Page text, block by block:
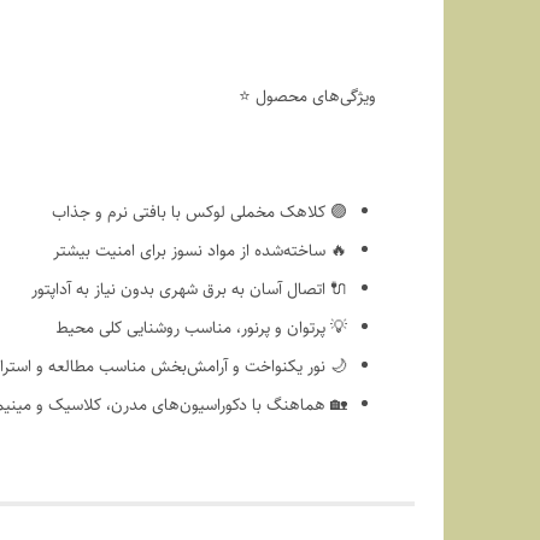
ویژگی‌های محصول ⭐
🟣 کلاهک مخملی لوکس با بافتی نرم و جذاب
🔥 ساخته‌شده از مواد نسوز برای امنیت بیشتر
🔌 اتصال آسان به برق شهری بدون نیاز به آداپتور
💡 پرتوان و پرنور، مناسب روشنایی کلی محیط
🌙 نور یکنواخت و آرامش‌بخش مناسب مطالعه و
🏡 هماهنگ با دکوراسیون‌های مدرن، کلاسیک و